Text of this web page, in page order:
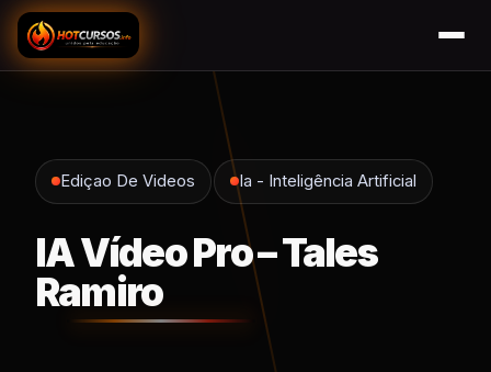
Ediçao De Videos Ia - Inteligência Artificial
IA Vídeo Pro – Tales
Ramiro